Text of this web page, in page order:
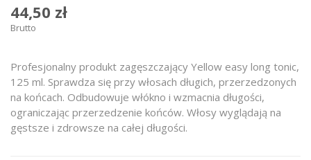
44,50 zł
Brutto
Profesjonalny produkt zagęszczający Yellow easy long tonic,
125 ml. Sprawdza się przy włosach długich, przerzedzonych
na końcach. Odbudowuje włókno i wzmacnia długości,
ograniczając przerzedzenie końców. Włosy wyglądają na
gęstsze i zdrowsze na całej długości.